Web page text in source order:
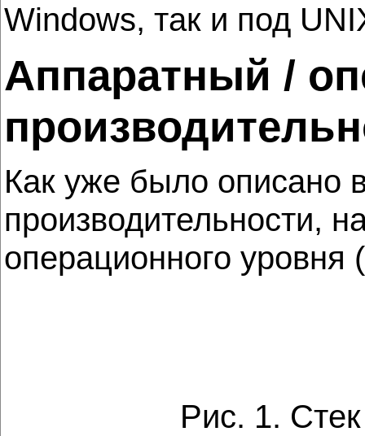
Windows, так и под
Аппаратный /
Как уже было описано
производительности,
операционного уровня
Рис. 1.